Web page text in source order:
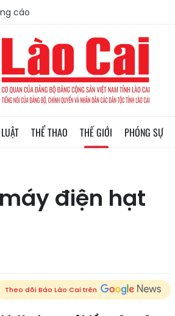
cáo
THỂ THAO THẾ GIỚI PHÓNG SỰ
điện hạt
Theo dõi Báo Lào Cai trên